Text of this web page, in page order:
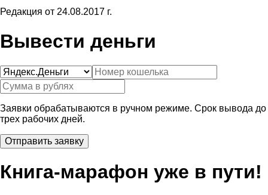
Редакция от 24.08.2017 г.
Вывести деньги
Заявки обрабатываются в ручном режиме. Срок вывода до
трех рабочих дней.
Книга-марафон уже в пути!